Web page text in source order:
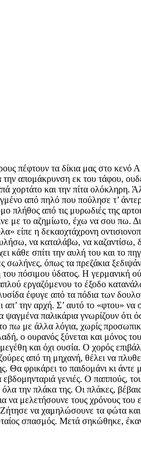
πέφτουν τα δίκια μας στο
απομάκρυνση εκ του τάφου,
και την πίτα ολόκληρη.
από πηλό που πούλησε τ’
πλήθος από τις μυρωδιές της
το αζημίωτο, έχω να σου πω.
είπε η δεκαοχτάχρονη
να καταλάβω, να καζαντίσω,
κάθε σπίτι την αυλή του και το
σωλήνες, όπως τα πρεζάκια
πόσιμου ύδατος. Η γερμανική
εργαζόμενου το έξοδο
έφυγε από τα πόδια των
την αρχή. Σ’ αυτό το «φτου» να
παλικάρια γνωρίζουν ότι
πω με άλλα λόγια, χωρίς
ο ουρανός ξύνεται και μόνος
και όχι ουσία. Ο χορός
από τη μηχανή, θέλει να
Θα φρικάρει το παιδομάνι κι
γενιές. Ο παππούς,
την πλάκα της. Οι πλάκες,
να μελετήσουνε τους χρόνους
Ζήτησε να χαμηλώσουνε τα φώτα
σπασμός. Μετά σηκώθηκε,